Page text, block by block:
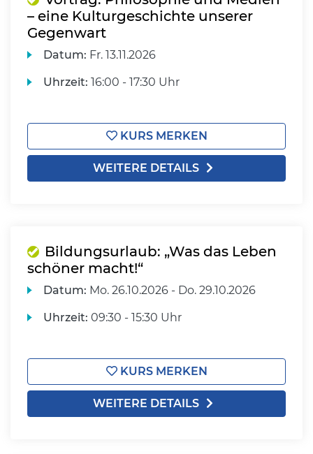
– eine Kulturgeschichte unserer
Gegenwart
Datum: Fr. 13.11.2026
Uhrzeit: 16:00 - 17:30 Uhr
KURS MERKEN
WEITERE DETAILS
Bildungsurlaub: „Was das Leben
schöner macht!“
Datum: Mo. 26.10.2026 - Do. 29.10.2026
Uhrzeit: 09:30 - 15:30 Uhr
KURS MERKEN
WEITERE DETAILS